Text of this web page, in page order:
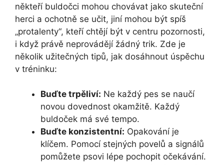
někteří buldočci mohou chovávat jako skuteční
herci a ochotně se učit, jiní mohou být spíš
„protalenty“, kteří chtějí být v centru pozornosti,
i když právě neprovádějí žádný trik. Zde je
několik užitečných tipů, jak dosáhnout úspěchu
v tréninku:
Buďte trpěliví: Ne každý pes se naučí
novou dovednost okamžitě. Každý
buldoček má své tempo.
Buďte konzistentní: Opakování je
klíčem. Pomocí stejných povelů a signálů
pomůžete psovi lépe pochopit očekávání.